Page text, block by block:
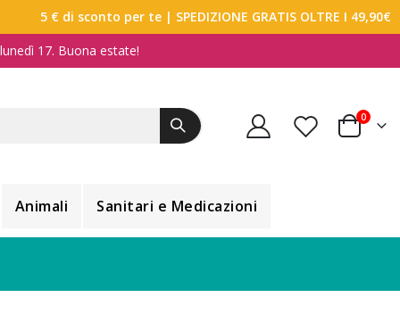
5 € di sconto per te | SPEDIZIONE GRATIS OLTRE I 49,90€
17. Buona estate!
Carrello
0
Animali Sanitari e Medicazioni